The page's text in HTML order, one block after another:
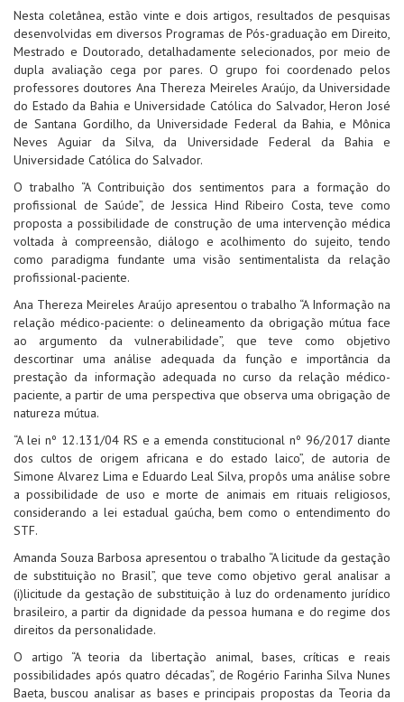
Nesta coletânea, estão vinte e dois artigos, resultados de pesquisas
desenvolvidas em diversos Programas de Pós-graduação em Direito,
Mestrado e Doutorado, detalhadamente selecionados, por meio de
dupla avaliação cega por pares. O grupo foi coordenado pelos
professores doutores Ana Thereza Meireles Araújo, da Universidade
do Estado da Bahia e Universidade Católica do Salvador, Heron José
de Santana Gordilho, da Universidade Federal da Bahia, e Mônica
Neves Aguiar da Silva, da Universidade Federal da Bahia e
Universidade Católica do Salvador.
O trabalho “A Contribuição dos sentimentos para a formação do
profissional de Saúde”, de Jessica Hind Ribeiro Costa, teve como
proposta a possibilidade de construção de uma intervenção médica
voltada à compreensão, diálogo e acolhimento do sujeito, tendo
como paradigma fundante uma visão sentimentalista da relação
profissional-paciente.
Ana Thereza Meireles Araújo apresentou o trabalho “A Informação na
relação médico-paciente: o delineamento da obrigação mútua face
ao argumento da vulnerabilidade”, que teve como objetivo
descortinar uma análise adequada da função e importância da
prestação da informação adequada no curso da relação médico-
paciente, a partir de uma perspectiva que observa uma obrigação de
natureza mútua.
“A lei nº 12.131/04 RS e a emenda constitucional nº 96/2017 diante
dos cultos de origem africana e do estado laico”, de autoria de
Simone Alvarez Lima e Eduardo Leal Silva, propôs uma análise sobre
a possibilidade de uso e morte de animais em rituais religiosos,
considerando a lei estadual gaúcha, bem como o entendimento do
STF.
Amanda Souza Barbosa apresentou o trabalho “A licitude da gestação
de substituição no Brasil”, que teve como objetivo geral analisar a
(i)licitude da gestação de substituição à luz do ordenamento jurídico
brasileiro, a partir da dignidade da pessoa humana e do regime dos
direitos da personalidade.
O artigo “A teoria da libertação animal, bases, críticas e reais
possibilidades após quatro décadas”, de Rogério Farinha Silva Nunes
Baeta, buscou analisar as bases e principais propostas da Teoria da